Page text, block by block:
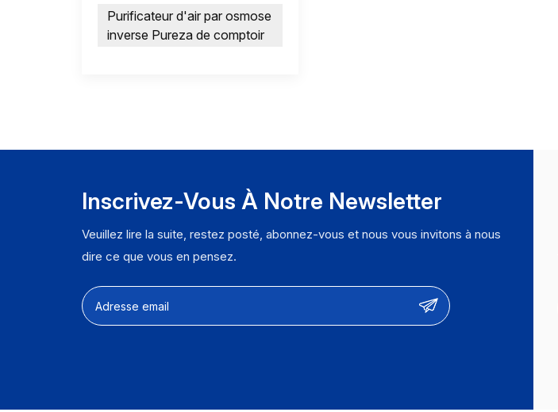
Purificateur d'air par osmose
inverse Pureza de comptoir
Inscrivez-Vous À Notre Newsletter
Veuillez lire la suite, restez posté, abonnez-vous et nous vous invitons à nous
dire ce que vous en pensez.